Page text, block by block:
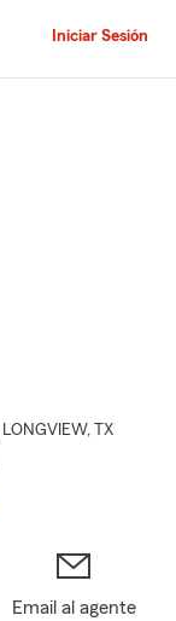
Iniciar Sesión
LONGVIEW, TX
Email al agente